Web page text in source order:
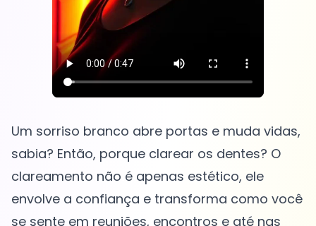
Um sorriso branco abre portas e muda vidas,
sabia? Então, porque clarear os dentes? O
clareamento não é apenas estético, ele
envolve a confiança e transforma como você
se sente em reuniões, encontros e até nas